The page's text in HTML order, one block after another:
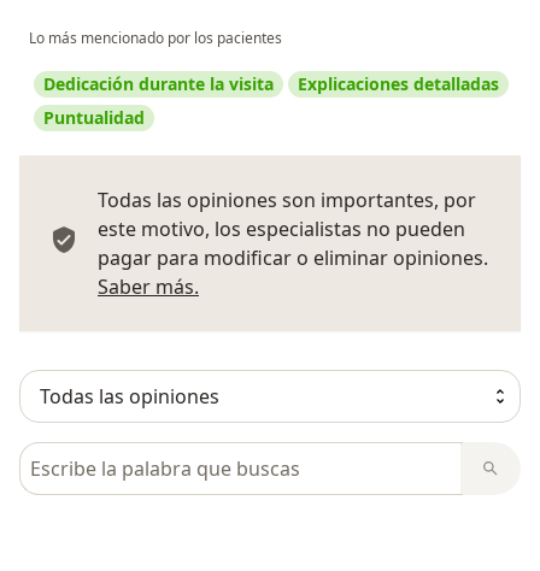
Lo más mencionado por los pacientes
Dedicación durante la visita
Explicaciones detalladas
Puntualidad
Todas las opiniones son importantes, por
este motivo, los especialistas no pueden
pagar para modificar o eliminar opiniones.
Saber más.
Busca en opiniones